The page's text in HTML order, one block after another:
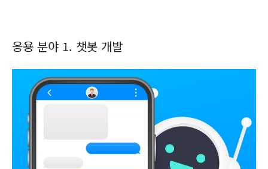
응용 분야 1. 챗봇 개발